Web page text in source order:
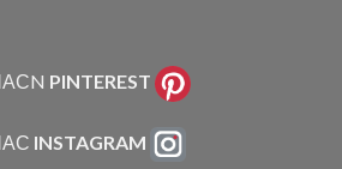
PINTEREST
INSTAGRAM